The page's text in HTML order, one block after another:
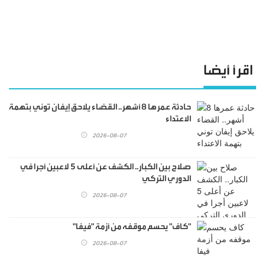
اقرأ أيضا
حادثة عمرها 8 أشهر.. القضاء يلاحق إيفان توني بتهمة
الاعتداء
2026-08-07
صلاح بين الكبار.. الكشف عن أعلى 5 لاعبين أجرا في
الدوري التركي
2026-08-07
"كاف" يحسم موقفه من أزمة "فيفا"
2026-08-07